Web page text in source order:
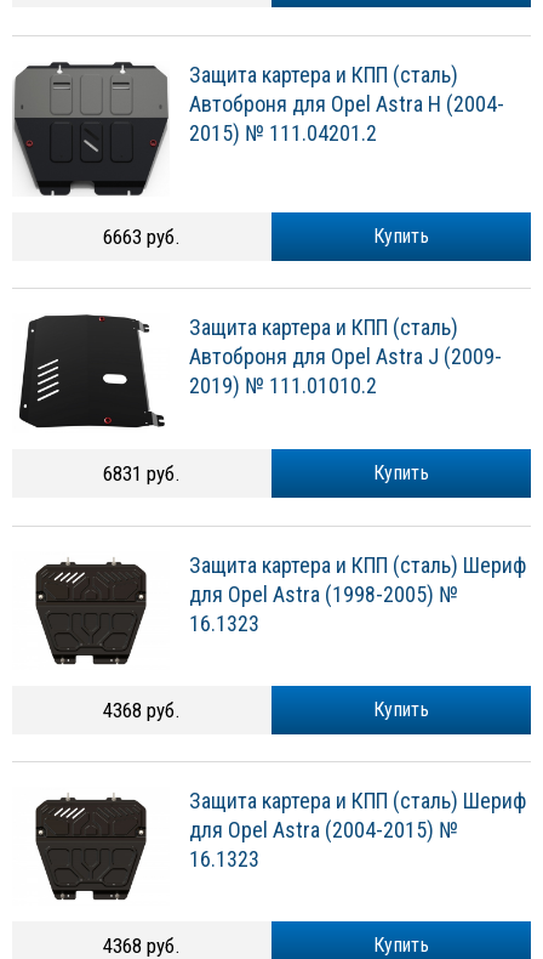
Защита картера и КПП (сталь)
Автоброня для Opel Astra H (2004-
2015) № 111.04201.2
Купить
6663 руб.
Защита картера и КПП (сталь)
Автоброня для Opel Astra J (2009-
2019) № 111.01010.2
Купить
6831 руб.
Защита картера и КПП (сталь) Шериф
для Opel Astra (1998-2005) №
16.1323
Купить
4368 руб.
Защита картера и КПП (сталь) Шериф
для Opel Astra (2004-2015) №
16.1323
Купить
4368 руб.